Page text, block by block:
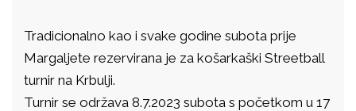
Tradicionalno kao i svake godine subota prije
Margaljete rezervirana je za košarkaški Streetball
turnir na Krbulji.
Turnir se održava 8.7.2023 subota s početkom u 17